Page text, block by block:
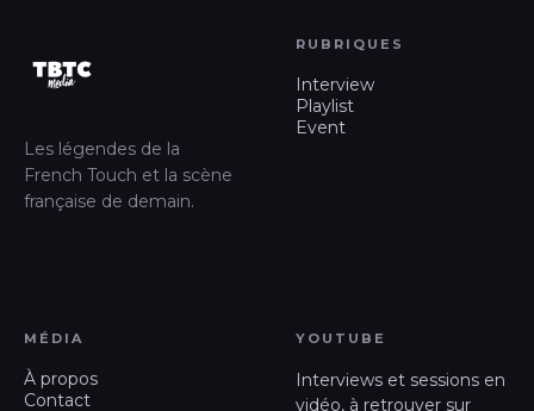
Les légendes de la
French Touch et la scène
française de demain.
RUBRIQUES
Interview
Playlist
Event
MÉDIA
À propos
Contact
YOUTUBE
Interviews et sessions en
vidéo, à retrouver sur